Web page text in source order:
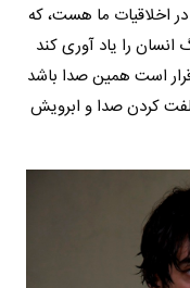
اخلاقیات ما هست، که
را یاد آوری کند
است همین صدا باشد
کردن صدا و ابرویش